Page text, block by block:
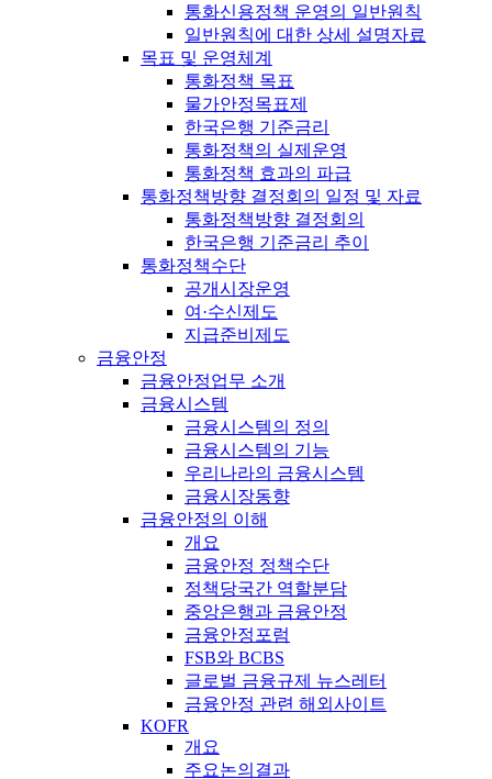
통화신용정책 운영의 일반원칙
일반원칙에 대한 상세 설명자료
목표 및 운영체계
통화정책 목표
물가안정목표제
한국은행 기준금리
통화정책의 실제운영
통화정책 효과의 파급
통화정책방향 결정회의 일정 및 자료
통화정책방향 결정회의
한국은행 기준금리 추이
통화정책수단
공개시장운영
여·수신제도
지급준비제도
금융안정
금융안정업무 소개
금융시스템
금융시스템의 정의
금융시스템의 기능
우리나라의 금융시스템
금융시장동향
금융안정의 이해
개요
금융안정 정책수단
정책당국간 역할분담
중앙은행과 금융안정
금융안정포럼
FSB와 BCBS
글로벌 금융규제 뉴스레터
금융안정 관련 해외사이트
KOFR
개요
주요논의결과